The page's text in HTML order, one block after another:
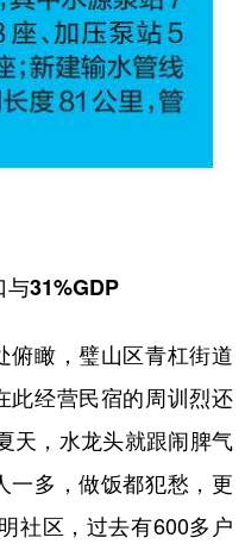
31%GDP
瞰，璧山区青杠街道
此经营民宿的周训烈还
天，水龙头就跟闹脾气
一多，做饭都犯愁，更
社区，过去有600多户